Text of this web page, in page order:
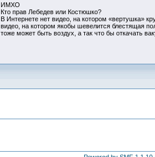
ИМХО
Кто прав Лебедев или Костюшко?
В Интернете нет видео, на котором «вертушка»
видео, на котором якобы шевелится блестящая
тоже может быть воздух, а так что бы откачать